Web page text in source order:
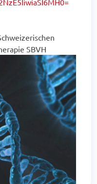
SBVH